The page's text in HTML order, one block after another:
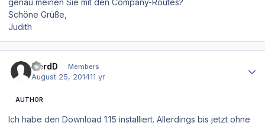
Schöne Grüße,
Judith
GerdD Members
August 25, 201411 yr
AUTHOR
Ich habe den Download 1.15 installiert. Allerdings bis jetzt ohne